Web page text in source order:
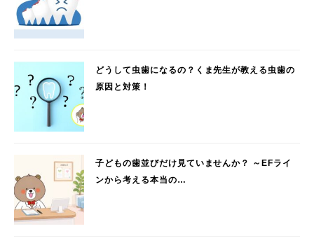
どうして虫歯になるの？くま先生が教える虫歯の
原因と対策！
子どもの歯並びだけ見ていませんか？ ～EFライ
ンから考える本当の…